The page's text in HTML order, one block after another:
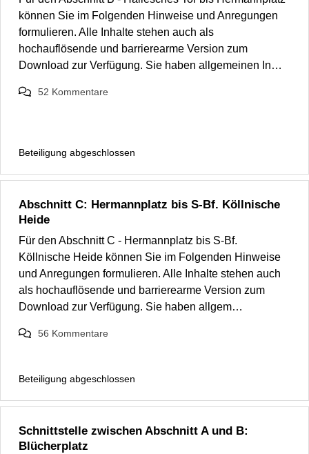
können Sie im Folgenden Hinweise und Anregungen
formulieren. Alle Inhalte stehen auch als
hochauflösende und barrierearme Version zum
Download zur Verfügung. Sie haben allgemeinen In…
52 Kommentare
Beteiligung abgeschlossen
Abschnitt C: Hermannplatz bis S-Bf. Köllnische
Heide
Für den Abschnitt C - Hermannplatz bis S-Bf.
Köllnische Heide können Sie im Folgenden Hinweise
und Anregungen formulieren. Alle Inhalte stehen auch
als hochauflösende und barrierearme Version zum
Download zur Verfügung. Sie haben allgem…
56 Kommentare
Beteiligung abgeschlossen
Schnittstelle zwischen Abschnitt A und B:
Blücherplatz